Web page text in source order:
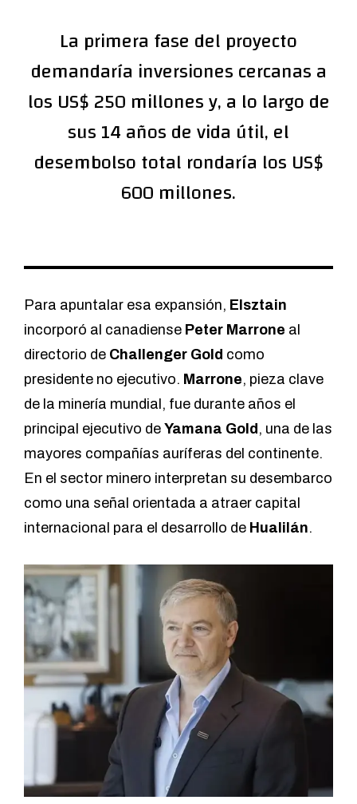
La primera fase del proyecto
demandaría inversiones cercanas a
los US$ 250 millones y, a lo largo de
sus 14 años de vida útil, el
desembolso total rondaría los US$
600 millones.
Para apuntalar esa expansión, Elsztain
incorporó al canadiense Peter Marrone al
directorio de Challenger Gold como
presidente no ejecutivo. Marrone, pieza clave
de la minería mundial, fue durante años el
principal ejecutivo de Yamana Gold, una de las
mayores compañías auríferas del continente.
En el sector minero interpretan su desembarco
como una señal orientada a atraer capital
internacional para el desarrollo de Hualilán.